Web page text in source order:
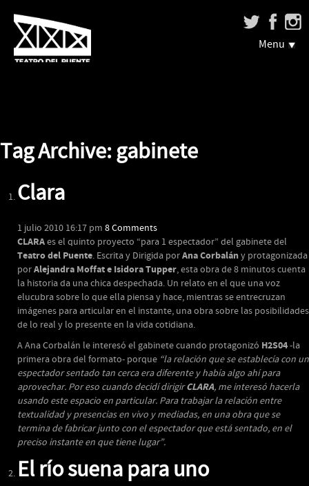
Menu
Tag Archive: gabinete
Clara
1 julio 2010 16:17 pm 8 Comments
CLARAes el quinto proyecto “para 1 espectador” del gabinete del
Teatro del Puente. Escrita y Dirigida porAna Corbalány protagonizada
porAlejandra Moffat e Isidora Tupper, esta obra de 8 minutos cuenta
la historia da una chica despechada. Un relato en el que una voz
elucubra sobre lo que ella piensa y hace, mientras se entrecruzan
imágenes para articular en el instante, una obra sobre las posibilidades
de lo real y lo presente en la vida cotidiana.
A Ana Corbalán le interesó el gabinete cuando protagonizó H2S04-la
primera obra del formato- porque “la relación que se establecía con un
espectador sentado tan cerca era diferente y había algo ahí para
aprovechar. Por eso cuando decidí dirigirCLARA, me interesó hacerla
usando este espacio en particular. Para trabajar la relación entre
textualidad y presencias en vivo y mediadas, en una obra que se
termina de fabricar junto con el espectador que está sentado, en el
preciso instante en que tiene lugar”.
El río suena para uno